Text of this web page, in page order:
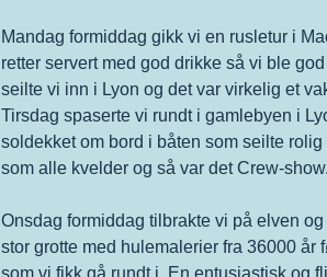
Mandag formiddag gikk vi en rusletur i
retter servert med god drikke så vi ble
seilte vi inn i Lyon og det var virkelig et
Tirsdag spaserte vi rundt i gamlebyen i
soldekket om bord i båten som seilte
som alle kvelder og så var det Crew-show.
Onsdag formiddag tilbrakte vi på elven
stor grotte med hulemalerier fra 36000
som vi fikk gå rundt i. En entusiastisk og